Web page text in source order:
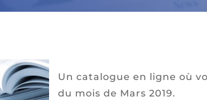
Un catalogue en ligne où
du mois de Mars 2019.